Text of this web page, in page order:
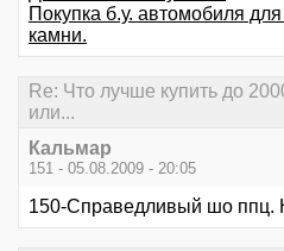
Покупка б.у. автомобиля
камни.
Re: Что лучше купить до
или...
Кальмар
151 - 05.08.2009 - 20:05
150-Справедливый шо ппц.